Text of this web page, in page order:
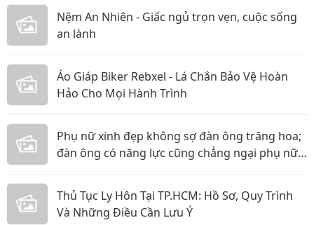
Nệm An Nhiên - Giấc ngủ trọn vẹn, cuộc sống
an lành
Áo Giáp Biker Rebxel - Lá Chắn Bảo Vệ Hoàn
Hảo Cho Mọi Hành Trình
Phụ nữ xinh đẹp không sợ đàn ông trăng hoa;
đàn ông có năng lực cũng chẳng ngại phụ nữ
Thủ Tục Ly Hôn Tại TP.HCM: Hồ Sơ, Quy Trình
Và Những Điều Cần Lưu Ý